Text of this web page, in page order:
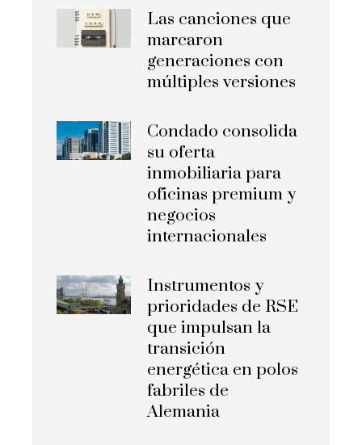
Las canciones que
marcaron
generaciones con
múltiples versiones
Condado consolida
su oferta
inmobiliaria para
oficinas premium y
negocios
internacionales
Instrumentos y
prioridades de RSE
que impulsan la
transición
energética en polos
fabriles de
Alemania